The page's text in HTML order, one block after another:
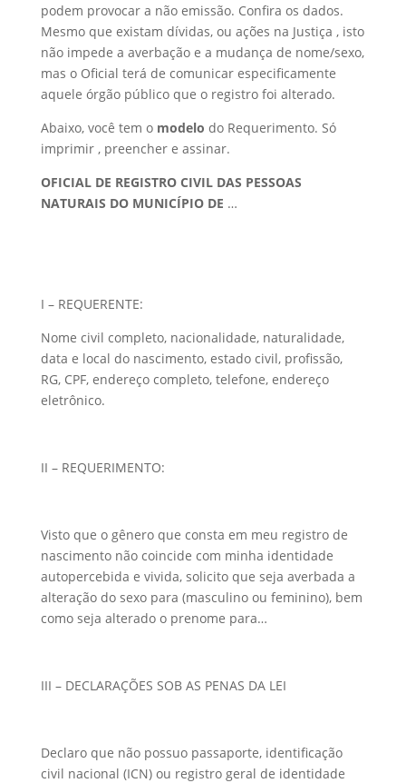
podem provocar a não emissão. Confira os dados.
Mesmo que existam dívidas, ou ações na Justiça , isto
não impede a averbação e a mudança de nome/sexo,
mas o Oficial terá de comunicar especificamente
aquele órgão público que o registro foi alterado.
Abaixo, você tem o modelo do Requerimento. Só
imprimir , preencher e assinar.
OFICIAL DE REGISTRO CIVIL DAS PESSOAS
NATURAIS DO MUNICÍPIO DE …
I – REQUERENTE:
Nome civil completo, nacionalidade, naturalidade,
data e local do nascimento, estado civil, profissão,
RG, CPF, endereço completo, telefone, endereço
eletrônico.
II – REQUERIMENTO:
Visto que o gênero que consta em meu registro de
nascimento não coincide com minha identidade
autopercebida e vivida, solicito que seja averbada a
alteração do sexo para (masculino ou feminino), bem
como seja alterado o prenome para…
III – DECLARAÇÕES SOB AS PENAS DA LEI
Declaro que não possuo passaporte, identificação
civil nacional (ICN) ou registro geral de identidade